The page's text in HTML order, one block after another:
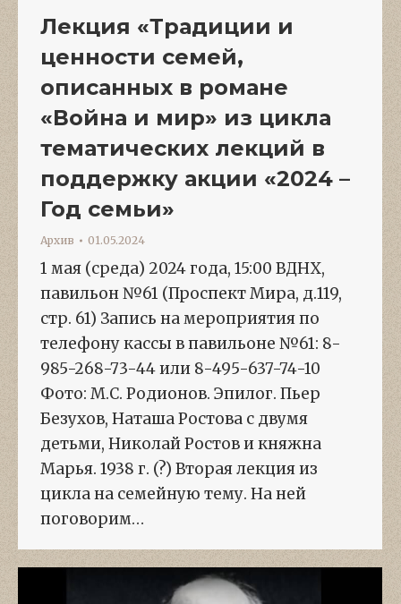
Лекция «Традиции и
ценности семей,
описанных в романе
«Война и мир» из цикла
тематических лекций в
поддержку акции «2024 –
Год семьи»
Архив 01.05.2024
1 мая (среда) 2024 года, 15:00 ВДНХ,
павильон №61 (Проспект Мира, д.119,
стр. 61) Запись на мероприятия по
телефону кассы в павильоне №61: 8-
985-268-73-44 или 8-495-637-74-10
Фото: М.С. Родионов. Эпилог. Пьер
Безухов, Наташа Ростова с двумя
детьми, Николай Ростов и княжна
Марья. 1938 г. (?) Вторая лекция из
цикла на семейную тему. На ней
поговорим…